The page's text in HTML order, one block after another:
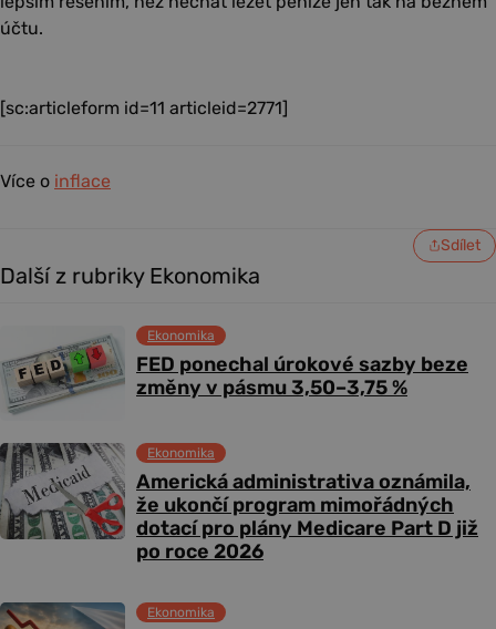
účtu.
[sc:articleform id=11 articleid=2771]
Více o inflace
Sdílet
Další z rubriky Ekonomika
FED ponechal úrokové sazby beze
změny v pásmu 3,50–3,75 %
Ekonomika
Americká administrativa oznámila,
že ukončí program mimořádných
dotací pro plány Medicare Part D již
po roce 2026
Ekonomika
Ekonomika